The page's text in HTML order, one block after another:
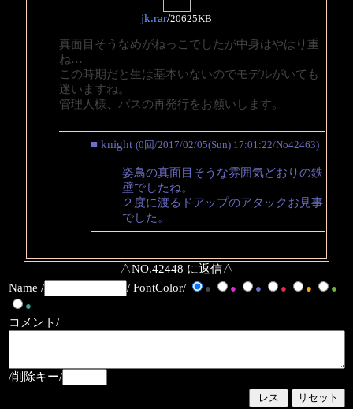
jk.rar/20625KB
真面目そうなめがねっこでしたが中身はやはり重
ね…
この時期だと生は基本いないのでモデルがいても
迷いますね。
管理人様、パスの再発行をお願いします。
■ knight (0回/2017/02/05(Sun) 17:01:22/No42463)
姿鳥の真面目そうな雰囲気どおりの鉄
壁でしたね。
２度に渡るドアップのアタックお見事
でした。
△NO.42448 に返信△
Name /
/ FontColor/ ● ● ● ● ●
●
●
コメント/
/削除キー/